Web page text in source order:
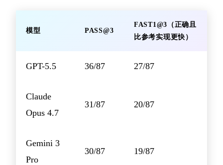
模型 PASS@3
FAST1@3（正确且
比参考实现更快）
GPT-5.5 36/87 27/87
Claude
Opus 4.7
31/87 20/87
Gemini 3
Pro
30/87 19/87